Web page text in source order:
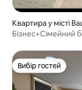
Квартира у місті
Бізнес+Сімейний
Вибір гостей
Вибір гостей